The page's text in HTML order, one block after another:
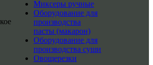
Миксеры ручные
Оборудование для
производства
пасты (макарон)
Оборудование для
производства суши
Овощерезки